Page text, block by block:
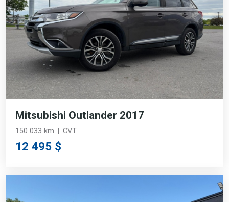
Mitsubishi Outlander 2017
150 033 km CVT
12 495 $